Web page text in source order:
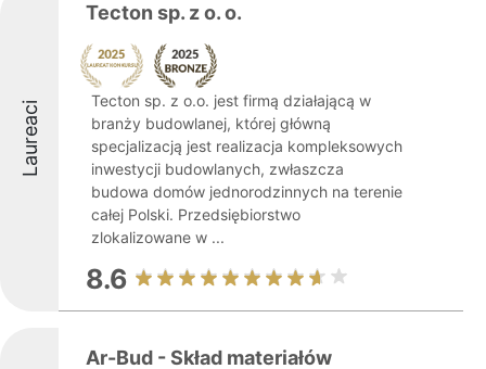
Laureaci
Tecton sp. z o. o.
Tecton sp. z o.o. jest firmą działającą w
branży budowlanej, której główną
specjalizacją jest realizacja kompleksowych
inwestycji budowlanych, zwłaszcza
budowa domów jednorodzinnych na terenie
całej Polski. Przedsiębiorstwo
zlokalizowane w ...
8.6
Ar-Bud - Skład materiałów